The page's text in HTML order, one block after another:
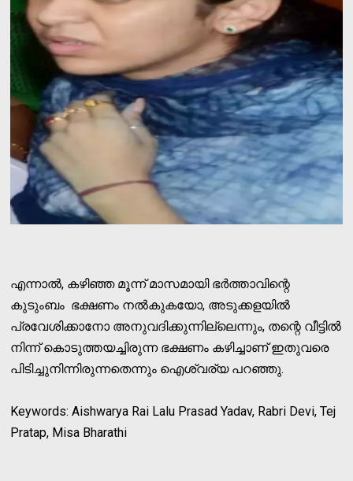
എന്നാല്‍, കഴിഞ്ഞ മൂന്ന് മാസമായി ഭര്‍ത്താവിന്റെ
കുടുംബം ഭക്ഷണം നല്‍കുകയോ, അടുക്കളയില്‍
പ്രവേശിക്കാനോ അനുവദിക്കുന്നില്ലെന്നും, തന്റെ വീട്ടില്‍
നിന്ന് കൊടുത്തയച്ചിരുന്ന ഭക്ഷണം കഴിച്ചാണ് ഇതുവരെ
പിടിച്ചുനിന്നിരുന്നതെന്നും ഐശ്വര്യ പറഞ്ഞു.
Keywords: Aishwarya Rai Lalu Prasad Yadav, Rabri Devi, Tej
Pratap, Misa Bharathi